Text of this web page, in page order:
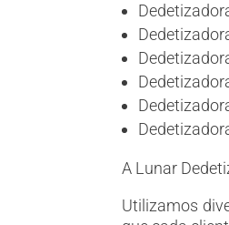
A Lunar
Utilizamos